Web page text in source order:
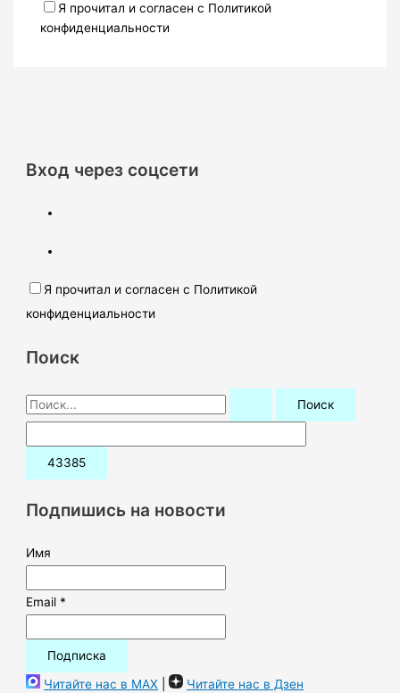
Я прочитал и согласен с Политикой
конфиденциальности
Вход через соцсети
Я прочитал и согласен с Политикой
конфиденциальности
Поиск
П
о
и
:Подпишись на новости
Имя
Email *
Читайте нас в MAX | Читайте нас в Дзен